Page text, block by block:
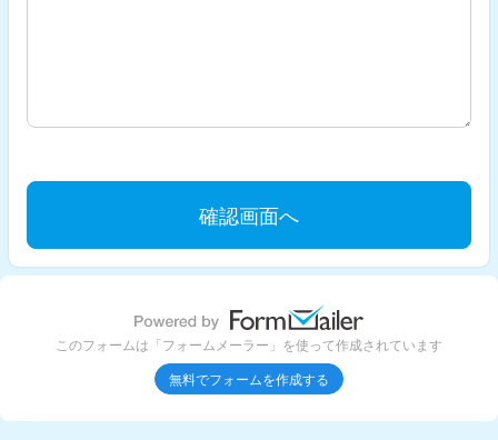
このフォームは「フォームメーラー」を使って作成されています
無料でフォームを作成する